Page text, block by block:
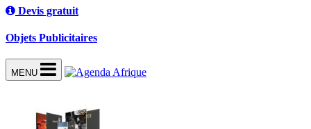
Devis gratuit
Objets Publicitaires
MENU